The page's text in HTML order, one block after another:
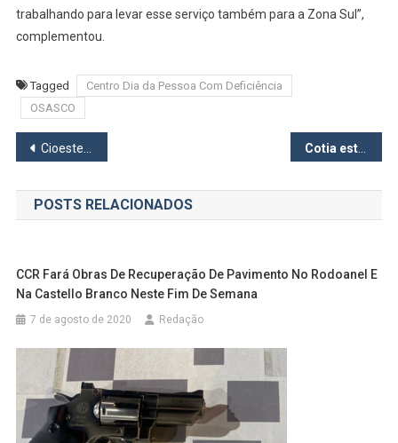
trabalhando para levar esse serviço também para a Zona Sul”,
complementou.
Tagged
Centro Dia da Pessoa Com Deficiência
OSASCO
Navegação
de
Post
Cioeste ganha representatividade na FNP, com a eleição de dois líderes da região para vice-presidências da entidade
POSTS RELACIONADOS
CCR Fará Obras De Recuperação De Pavimento No Rodoanel E
Na Castello Branco Neste Fim De Semana
7 de agosto de 2020 Redação